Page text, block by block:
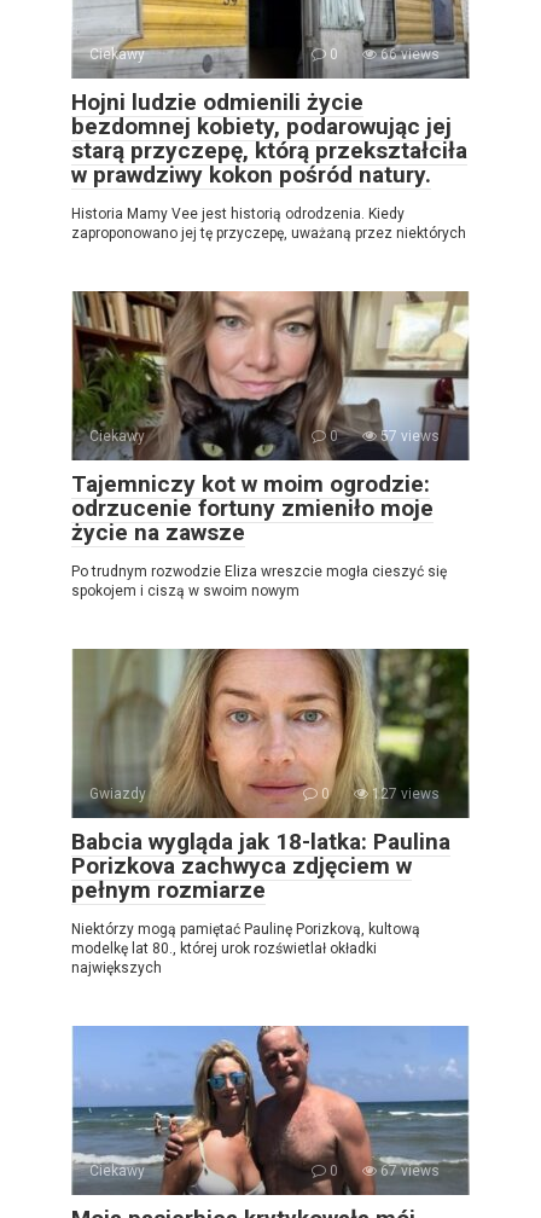
Ciekawy 0 66 views
Hojni ludzie odmienili życie
bezdomnej kobiety, podarowując jej
starą przyczepę, którą przekształciła
w prawdziwy kokon pośród natury.
Historia Mamy Vee jest historią odrodzenia. Kiedy
zaproponowano jej tę przyczepę, uważaną przez niektórych
Ciekawy 0 57 views
Tajemniczy kot w moim ogrodzie:
odrzucenie fortuny zmieniło moje
życie na zawsze
Po trudnym rozwodzie Eliza wreszcie mogła cieszyć się
spokojem i ciszą w swoim nowym
Gwiazdy 0 127 views
Babcia wygląda jak 18-latka: Paulina
Porizkova zachwyca zdjęciem w
pełnym rozmiarze
Niektórzy mogą pamiętać Paulinę Porizkovą, kultową
modelkę lat 80., której urok rozświetlał okładki
największych
Ciekawy 0 67 views